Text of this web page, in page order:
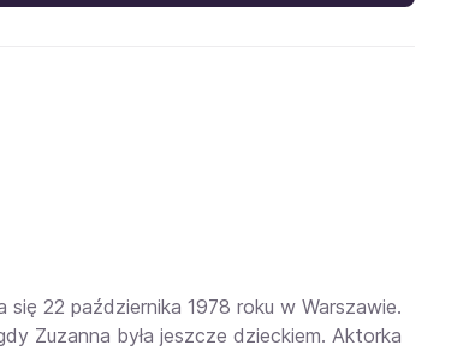
22 października 1978 roku w Warszawie.
Zuzanna była jeszcze dzieckiem. Aktorka